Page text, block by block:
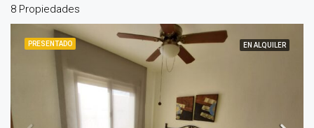
8 Propiedades
PRESENTADO EN ALQUILER